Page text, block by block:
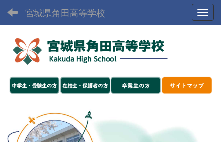
宮城県角田高等学校